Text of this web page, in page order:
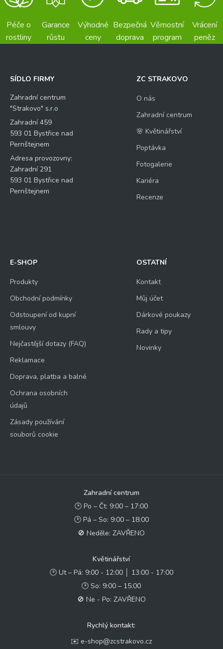
Péče o
rostliny
Garance
růstu
Výhodné
ceny
Bezpečná
doprava
Věrnostní
program
Vrácení
peněz
SÍDLO FIRMY
Zahradní centrum
"Strakovo" s.r.o
Zahradní 459
593 01 Bystřice nad
Pernštejnem
Adresa provozovny:
Zahradní 291
593 01 Bystřice nad
Pernštejnem
ZC STRAKOVO
O nás
Zahradní centrum
🌸 Květinářství
Poptávka
Fotogalerie
Kariéra
Recenze
E-SHOP
Produkty
Obchodní podmínky
Odstoupení od kupní
smlouvy
Nejčastější dotazy (FAQ)
Reklamace
Doprava, platba a balné
Ochrana osobních
údajů
Zásady používání
souborů cookie
OSTATNÍ
Kontakt
Můj účet
Dárkové poukazy
Rady a tipy
Novinky
Zahradní centrum
🕑 Po – Čt: 9:00 – 17:00
🕑 Pá – So: 9:00 – 18:00
🚫 Neděle: ZAVŘENO
Květinářství
🕑 Ut – Pá: 9:00 - 12:00 │ 13:00 - 17:00
🕑 So: 9:00 – 15:00
🚫 Ne - Po: ZAVŘENO
Rychlý kontakt:
✉️ e-shop@zcstrakovo.cz